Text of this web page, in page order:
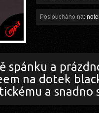
Posloucháno na:
spánku a
na dotek
a